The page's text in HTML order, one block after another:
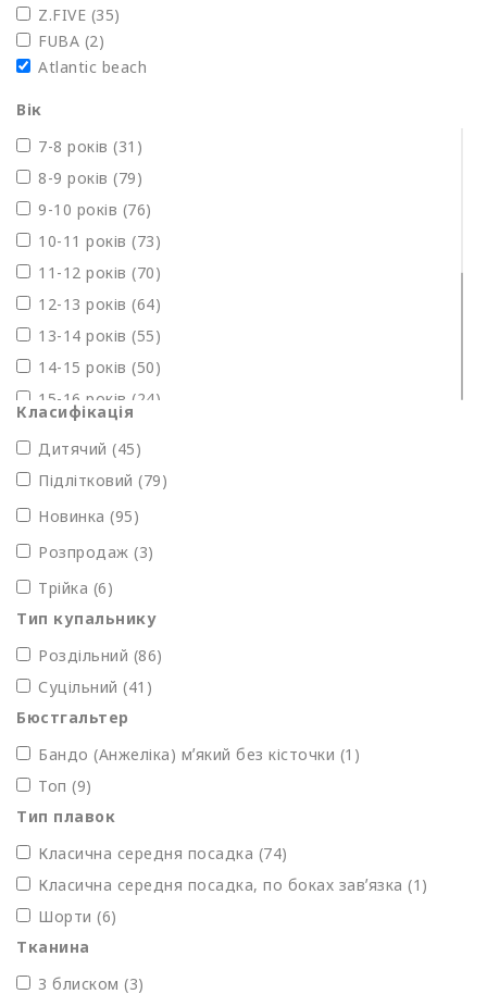
Z.FIVE (35)
FUBA (2)
Atlantic beach
Вік
7-8 років (31)
8-9 років (79)
9-10 років (76)
10-11 років (73)
11-12 років (70)
12-13 років (64)
13-14 років (55)
14-15 років (50)
15-16 років (24)
1-2 роки (1)
2-3 роки (6)
3-4 роки (6)
4-5 років (18)
5-6 років (18)
6-7 років (27)
Класифікація
Дитячий (45)
Підлітковий (79)
Новинка (95)
Розпродаж (3)
Трійка (6)
Тип купальнику
Роздільний (86)
Суцільний (41)
Бюстгальтер
Бандо (Анжеліка) мʼякий без кісточки (1)
Топ (9)
Тип плавок
Класична середня посадка (74)
Класична середня посадка, по боках завʼязка (1)
Шорти (6)
Тканина
З блиском (3)